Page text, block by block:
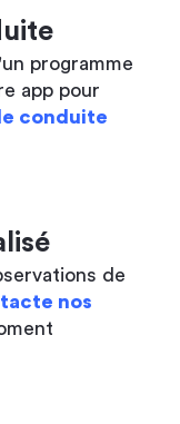
programme
app pour
conduite
de
nos